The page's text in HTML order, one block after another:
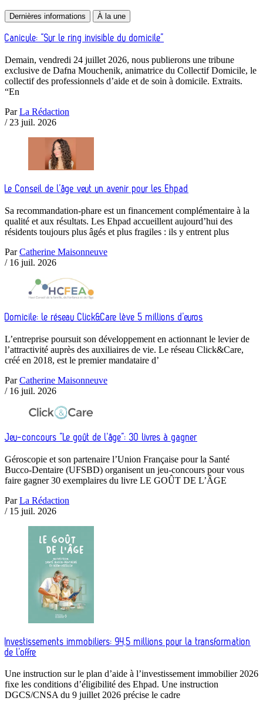
Dernières informations À la une
Canicule: “Sur le ring invisible du domicile”
Demain, vendredi 24 juillet 2026, nous publierons une tribune
exclusive de Dafna Mouchenik, animatrice du Collectif Domicile, le
collectif des professionnels d’aide et de soin à domicile. Extraits.
“En
Par La Rédaction
/ 23 juil. 2026
Le Conseil de l’âge veut un avenir pour les Ehpad
Sa recommandation-phare est un financement complémentaire à la
qualité et aux résultats. Les Ehpad accueillent aujourd’hui des
résidents toujours plus âgés et plus fragiles : ils y entrent plus
Par Catherine Maisonneuve
/ 16 juil. 2026
Domicile: le réseau Click&Care lève 5 millions d’euros
L’entreprise poursuit son développement en actionnant le levier de
l’attractivité auprès des auxiliaires de vie. Le réseau Click&Care,
créé en 2018, est le premier mandataire d’
Par Catherine Maisonneuve
/ 16 juil. 2026
Jeu-concours “Le goût de l’âge”: 30 livres à gagner
Géroscopie et son partenaire l’Union Française pour la Santé
Bucco-Dentaire (UFSBD) organisent un jeu-concours pour vous
faire gagner 30 exemplaires du livre LE GOÛT DE L’ÂGE
Par La Rédaction
/ 15 juil. 2026
Investissements immobiliers: 94,5 millions pour la transformation
de l’offre
Une instruction sur le plan d’aide à l’investissement immobilier 2026
fixe les conditions d’éligibilité des Ehpad. Une instruction
DGCS/CNSA du 9 juillet 2026 précise le cadre